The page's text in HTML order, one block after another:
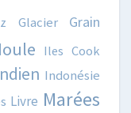
Glacier Grain
Iles Cook
Indonésie
Livre Marées